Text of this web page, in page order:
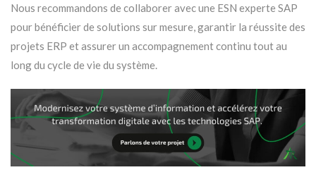
Nous recommandons de collaborer avec une ESN experte SAP
pour bénéficier de solutions sur mesure, garantir la réussite des
projets ERP et assurer un accompagnement continu tout au
long du cycle de vie du système.